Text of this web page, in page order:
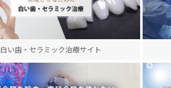
白い歯・セラミック治療サイト